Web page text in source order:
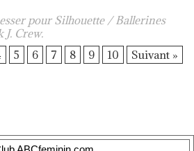
pour Silhouette / Ballerines
Crew.
5 6 7 8 9 10 Suivant »